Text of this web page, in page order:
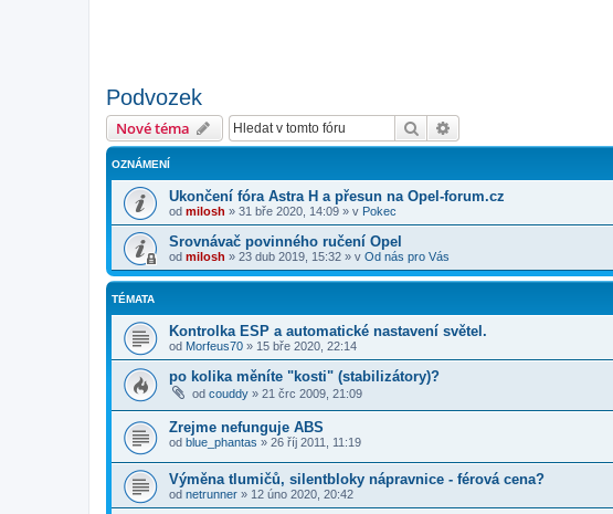
Podvozek
Nové téma Hledat
OZNÁMENÍ
Ukončení fóra Astra H a přesun na Opel-forum.cz
od milosh » 31 bře 2020, 14:09 » v Pokec
Srovnávač povinného ručení Opel
od milosh » 23 dub 2019, 15:32 » v Od nás pro Vás
TÉMATA
Kontrolka ESP a automatické nastavení světel.
od Morfeus70 » 15 bře 2020, 22:14
po kolika měníte "kosti" (stabilizátory)?
od couddy » 21 črc 2009, 21:09
Zrejme nefunguje ABS
od blue_phantas » 26 říj 2011, 11:19
Výměna tlumičů, silentbloky nápravnice - férová cena?
od netrunner » 12 úno 2020, 20:42